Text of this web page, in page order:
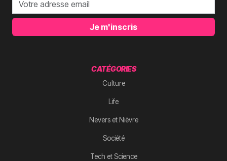
Je m'inscris
CATÉGORIES
Culture
Life
Nevers et Nièvre
Société
Tech et Science